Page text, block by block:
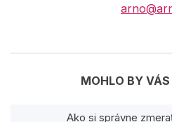
MOHLO BY
Ako si správne